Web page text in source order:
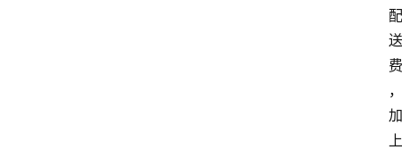
配
送
费
，
加
上